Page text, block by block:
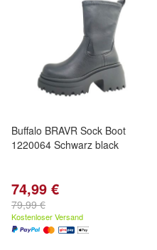
Buffalo BRAVR Sock Boot
1220064 Schwarz black
74,99 €
79,99 €
Kostenloser Versand